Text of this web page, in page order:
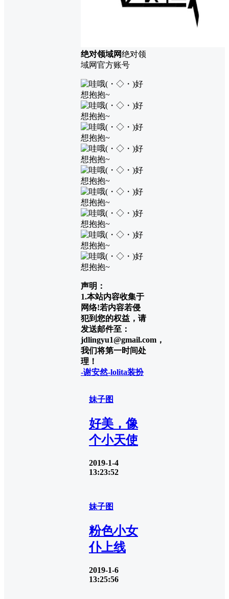
绝对领域网绝对领
域网官方账号
声明：
1.本站内容收集于
网络!若内容若侵
犯到您的权益，请
发送邮件至：
jdlingyu1@gmail.com，
我们将第一时间处
理！
-谢安然-lolita装扮
妹子图
好美，像
个小天使
2019-1-4
13:23:52
妹子图
粉色小女
仆上线
2019-1-6
13:25:56